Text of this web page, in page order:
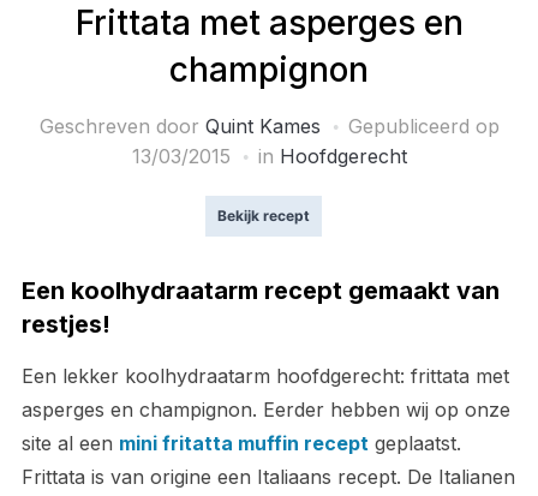
Frittata met asperges en
champignon
Geschreven door Quint Kames
Gepubliceerd op
13/03/2015
in Hoofdgerecht
Bekijk recept
Een koolhydraatarm recept gemaakt van
restjes!
Een lekker koolhydraatarm hoofdgerecht: frittata met
asperges en champignon. Eerder hebben wij op onze
site al een mini fritatta muffin recept geplaatst.
Frittata is van origine een Italiaans recept. De Italianen